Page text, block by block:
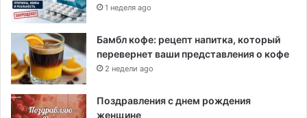
1 неделя ago
Бамбл кофе: рецепт напитка, который
перевернет ваши представления о кофе
2 недели ago
Поздравления с днем рождения
женщине